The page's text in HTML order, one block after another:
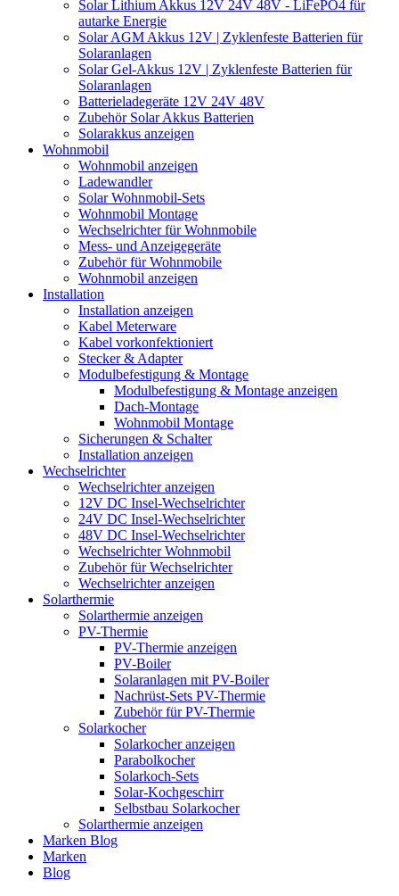
Solar Lithium Akkus 12V 24V 48V - LiFePO4 für
autarke Energie
Solar AGM Akkus 12V | Zyklenfeste Batterien für
Solaranlagen
Solar Gel-Akkus 12V | Zyklenfeste Batterien für
Solaranlagen
Batterieladegeräte 12V 24V 48V
Zubehör Solar Akkus Batterien
Solarakkus anzeigen
Wohnmobil
Wohnmobil anzeigen
Ladewandler
Solar Wohnmobil-Sets
Wohnmobil Montage
Wechselrichter für Wohnmobile
Mess- und Anzeigegeräte
Zubehör für Wohnmobile
Wohnmobil anzeigen
Installation
Installation anzeigen
Kabel Meterware
Kabel vorkonfektioniert
Stecker & Adapter
Modulbefestigung & Montage
Modulbefestigung & Montage anzeigen
Dach-Montage
Wohnmobil Montage
Sicherungen & Schalter
Installation anzeigen
Wechselrichter
Wechselrichter anzeigen
12V DC Insel-Wechselrichter
24V DC Insel-Wechselrichter
48V DC Insel-Wechselrichter
Wechselrichter Wohnmobil
Zubehör für Wechselrichter
Wechselrichter anzeigen
Solarthermie
Solarthermie anzeigen
PV-Thermie
PV-Thermie anzeigen
PV-Boiler
Solaranlagen mit PV-Boiler
Nachrüst-Sets PV-Thermie
Zubehör für PV-Thermie
Solarkocher
Solarkocher anzeigen
Parabolkocher
Solarkoch-Sets
Solar-Kochgeschirr
Selbstbau Solarkocher
Solarthermie anzeigen
Marken Blog
Marken
Blog